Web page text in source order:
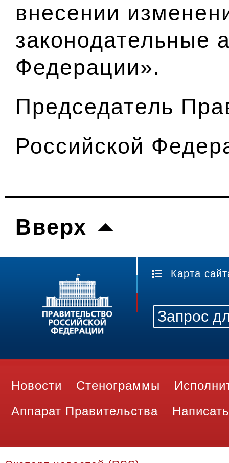
внесении
законодательные
Федерации».
Председатель
Российской
Вверх
Карта
Новости Стенограммы
Аппарат Правительства